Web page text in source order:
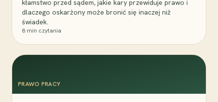
kłamstwo przed sądem, jakie kary przewiduje prawo i
dlaczego oskarżony może bronić się inaczej niż
świadek.
8 min czytania
PRAWO PRACY